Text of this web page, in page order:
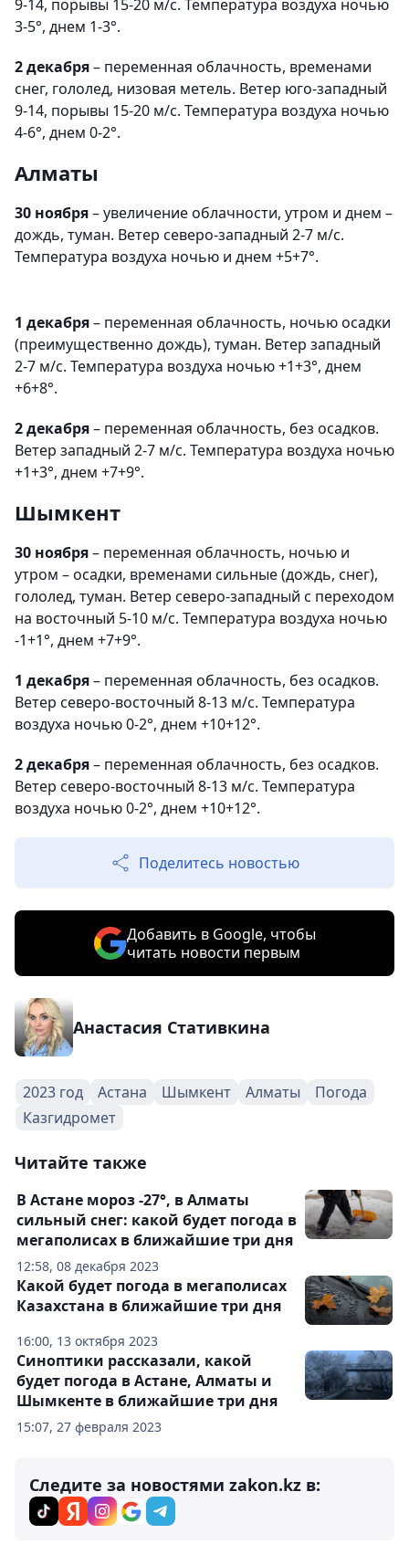
9-14, порывы 15-20 м/с. Температура воздуха ночью
3-5°, днем 1-3°.
2 декабря– переменная облачность, временами
снег, гололед, низовая метель. Ветер юго-западный
9-14, порывы 15-20 м/с. Температура воздуха ночью
4-6°, днем 0-2°.
Алматы
30 ноября– увеличение облачности, утром и днем –
дождь, туман. Ветер северо-западный 2-7 м/с.
Температура воздуха ночью и днем +5+7°.
1 декабря– переменная облачность, ночью осадки
(преимущественно дождь), туман. Ветер западный
2-7 м/с. Температура воздуха ночью +1+3°, днем
+6+8°.
2 декабря– переменная облачность, без осадков.
Ветер западный 2-7 м/с. Температура воздуха ночью
+1+3°, днем +7+9°.
Шымкент
30 ноября– переменная облачность, ночью и
утром – осадки, временами сильные (дождь, снег),
гололед, туман. Ветер северо-западный с переходом
на восточный 5-10 м/с. Температура воздуха ночью
-1+1°, днем +7+9°.
1 декабря– переменная облачность, без осадков.
Ветер северо-восточный 8-13 м/с. Температура
воздуха ночью 0-2°, днем +10+12°.
2 декабря– переменная облачность, без осадков.
Ветер северо-восточный 8-13 м/с. Температура
воздуха ночью 0-2°, днем +10+12°.
Поделитесь новостью
Добавить в Google, чтобы
читать новости первым
Анастасия Стативкина
2023 год Астана Шымкент Алматы
Погода
Казгидромет
Читайте также
12:58, 08 декабря 2023
В Астане мороз -27°, в Алматы
сильный снег: какой будет погода в
мегаполисах в ближайшие три дня
16:00, 13 октября 2023
Какой будет погода в мегаполисах
Казахстана в ближайшие три дня
15:07, 27 февраля 2023
Синоптики рассказали, какой
будет погода в Астане, Алматы и
Шымкенте в ближайшие три дня
Следите за новостями zakon.kz в: